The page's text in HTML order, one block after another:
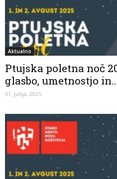
Aktualno
Ptujska poletna noč
glasbo, umetnostjo
31. julija, 2025